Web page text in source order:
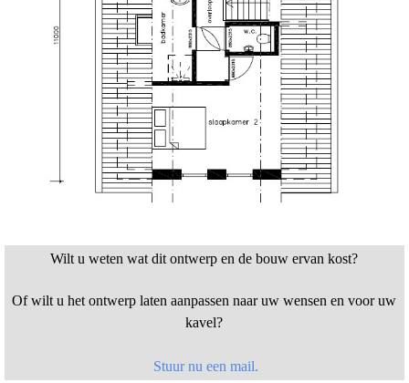
Wilt u weten wat dit ontwerp en de bouw ervan kost?
Of wilt u het ontwerp laten aanpassen naar uw wensen en voor uw
kavel?
Stuur nu een mail.